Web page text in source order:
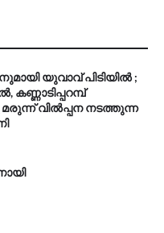
യുവാവ് പിടിയിൽ ;
കണ്ണാടിപ്പറമ്പ്
വിൽപ്പന നടത്തുന്ന